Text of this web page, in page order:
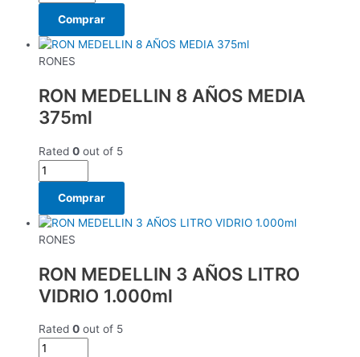
Comprar
RONES
RON MEDELLIN 8 AÑOS MEDIA
375ml
Rated 0 out of 5
Comprar
RONES
RON MEDELLIN 3 AÑOS LITRO
VIDRIO 1.000ml
Rated 0 out of 5